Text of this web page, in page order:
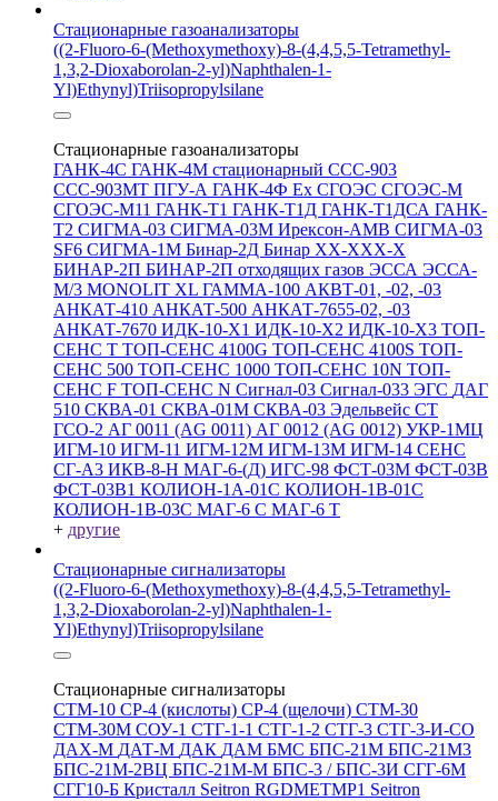
Стационарные газоанализаторы
((2-Fluoro-6-(Methoxymethoxy)-8-(4,4,5,5-Tetramethyl-
1,3,2-Dioxaborolan-2-yl)Naphthalen-1-
Yl)Ethynyl)Triisopropylsilane
Стационарные газоанализаторы
ГАНК-4С ГАНК-4М стационарный ССС-903
ССС-903МТ ПГУ-А ГАНК-4Ф Ex СГОЭС СГОЭС-М
СГОЭС-М11 ГАНК-Т1 ГАНК-Т1Д ГАНК-Т1ДСА ГАНК-
Т2 СИГМА-03 СИГМА-03М Ирексон-АМВ СИГМА-03
SF6 СИГМА-1М Бинар-2Д Бинар ХХ-ХХХ-Х
БИНАР-2П БИНАР-2П отходящих газов ЭССА ЭССА-
М/3 MONOLIT XL ГАММА-100 АКВТ-01, -02, -03
АНКАТ-410 АНКАТ-500 АНКАТ-7655-02, -03
АНКАТ-7670 ИДК-10-Х1 ИДК-10-Х2 ИДК-10-Х3 ТОП-
СЕНС Т ТОП-СЕНС 4100G ТОП-СЕНС 4100S ТОП-
СЕНС 500 ТОП-СЕНС 1000 ТОП-СЕНС 10N ТОП-
СЕНС F ТОП-СЕНС N Сигнал-03 Сигнал-033 ЭГС ДАГ
510 СКВА-01 СКВА-01М СКВА-03 Эдельвейс СТ
ГСО-2 АГ 0011 (AG 0011) АГ 0012 (AG 0012) УКР-1МЦ
ИГМ-10 ИГМ-11 ИГМ-12М ИГМ-13М ИГМ-14 СЕНС
СГ-А3 ИКВ-8-Н МАГ-6-(Д) ИГС-98 ФСТ-03М ФСТ-03В
ФСТ-03В1 КОЛИОН-1А-01С КОЛИОН-1В-01С
КОЛИОН-1В-03С МАГ-6 С МАГ-6 Т
+ другие
Стационарные сигнализаторы
((2-Fluoro-6-(Methoxymethoxy)-8-(4,4,5,5-Tetramethyl-
1,3,2-Dioxaborolan-2-yl)Naphthalen-1-
Yl)Ethynyl)Triisopropylsilane
Стационарные сигнализаторы
СТМ-10 СР-4 (кислоты) СР-4 (щелочи) СТМ-30
СТМ-30М СОУ-1 СТГ-1-1 СТГ-1-2 СТГ-3 СТГ-3-И-CO
ДАХ-М ДАТ-М ДАК ДАМ БМС БПС-21М БПС-21М3
БПС-21М-2ВЦ БПС-21М-М БПС-3 / БПС-3И СГГ-6М
СГГ10-Б Кристалл Seitron RGDMETMP1 Seitron